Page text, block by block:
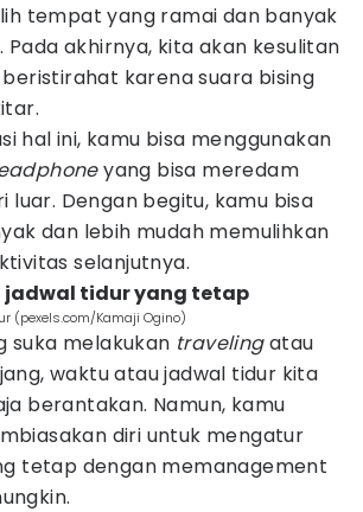
tempat yang ramai dan banyak
Pada akhirnya, kita akan kesulitan
karena suara bising
hal ini, kamu bisa menggunakan
yang bisa meredam
luar. Dengan begitu, kamu bisa
dan lebih mudah memulihkan
selanjutnya.
jadwal tidur yang tetap
(pexels.com/Kamaji Ogino)
suka melakukan travelingatau
waktu atau jadwal tidur kita
berantakan. Namun, kamu
diri untuk mengatur
tetap dengan memanagement